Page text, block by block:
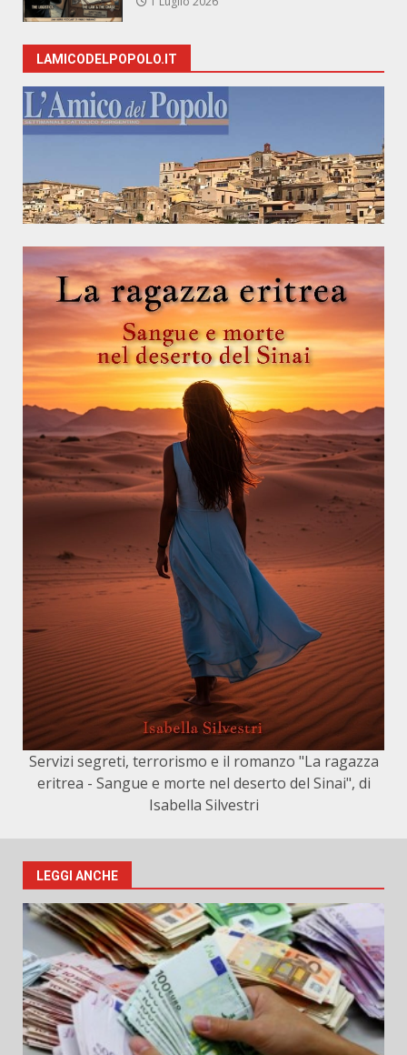
LAMICODELPOPOLO.IT
Servizi segreti, terrorismo e il romanzo "La ragazza
eritrea - Sangue e morte nel deserto del Sinai", di
Isabella Silvestri
LEGGI ANCHE